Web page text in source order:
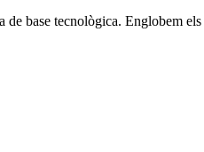
base tecnològica. Englobem